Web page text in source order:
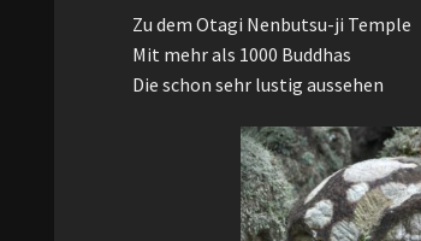
Zu dem Otagi Nenbutsu-ji Temple
Mit mehr als 1000 Buddhas
Die schon sehr lustig aussehen